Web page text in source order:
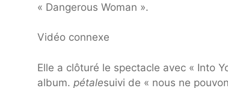
« Dangerous Woman ».
Vidéo connexe
Elle a clôturé le spectacle avec « Into
album. pétalesuivi de « nous ne